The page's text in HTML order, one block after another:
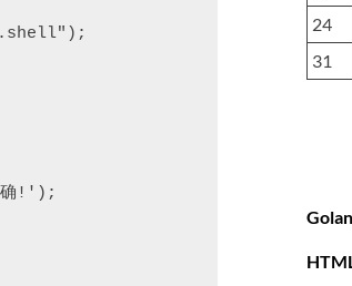
!');
24
31